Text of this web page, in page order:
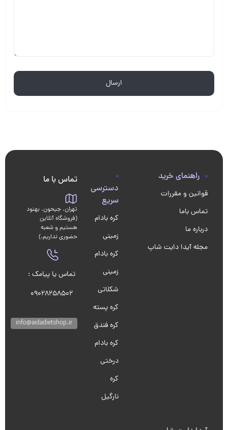
راهنمای خرید
قوانین و مقررات
تماس باما
درباره ما
مجله آیدا دایت شاپ
دسترسی
سریع
کره بادام
زمینی
کره بادام
زمینی
شکلاتی
کره پسته
کره فندق
کره بادام
درختی
کره
نارگیل
تماس با ما
تهران، جیحون، بهنود
(فروشگاه آنلاین
هستیم و شعبه
حضوری نداریم.)
تماس یا پیامک :
09028258502
info@aidadietshop.ir